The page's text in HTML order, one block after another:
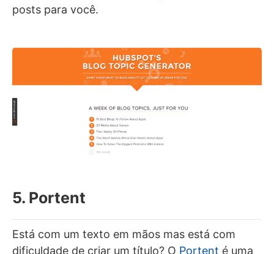
posts para você.
5. Portent
Está com um texto em mãos mas está com
dificuldade de criar um título? O Portent é uma